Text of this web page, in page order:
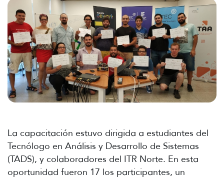
La capacitación estuvo dirigida a estudiantes del
Tecnólogo en Análisis y Desarrollo de Sistemas
(TADS), y colaboradores del ITR Norte. En esta
oportunidad fueron 17 los participantes, un